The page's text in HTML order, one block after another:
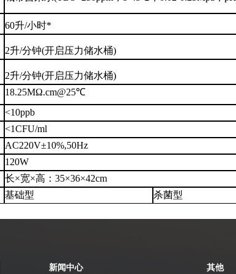
60升/小时*
2升/分钟(开启压力储水桶)
2升/分钟(开启压力储水桶)
18.25MΩ.cm@25℃
<10ppb
<1CFU/ml
AC220V±10%,50Hz
120W
长×宽×高：35×36×42cm
基础型 杀菌型
新闻中心 其他